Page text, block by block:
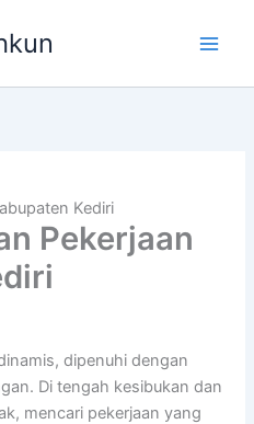
Kediri
Pekerjaan
dipenuhi dengan
Di tengah kesibukan dan
mencari pekerjaan yang